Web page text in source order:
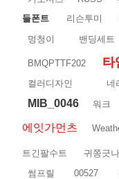
들폰트
리슨투미
멍청이
밴딩세트
BMQPTTF202 타
컬러디자인
네
MIB_0046 워크
에잇가먼츠
트긴팔수트 귀쫑긋
썸프릴 00527